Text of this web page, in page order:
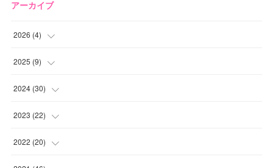
アーカイブ
2026 (4)
( )
(1
(1
2025 (9)
(2
(2
(1
(1
2024 (30)
(4
(1
(4
2023 (22)
(1
2022 (20)